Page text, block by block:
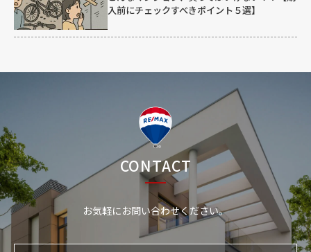
入前にチェックすべきポイント５選】
CONTACT
お気軽にお問い合わせください。